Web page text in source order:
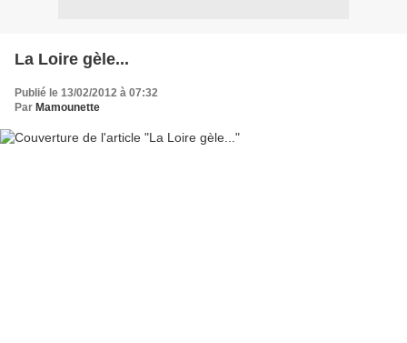
La Loire gèle...
Publié le 13/02/2012 à 07:32
Par Mamounette